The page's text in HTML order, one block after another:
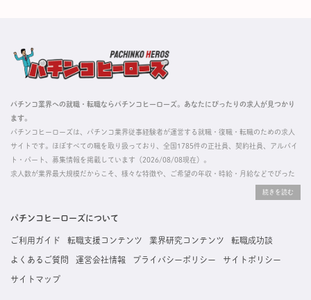
パチンコ業界への就職・転職ならパチンコヒーローズ。あなたにぴったりの求人が見つかり
ます。
パチンコヒーローズは、パチンコ業界従事経験者が運営する就職・復職・転職のための求人
サイトです。ほぼすべての職を取り扱っており、全国1785件の正社員、契約社員、アルバイ
ト・パート、募集情報を掲載しています（2026/08/08現在）。
求人数が業界最大規模だからこそ、様々な特徴や、ご希望の年収・時給・月給などでぴった
掲載している求人は、すべて契約法人様から寄せられた正規の求人情報です。応募いただい
た内容はすぐに直接事業所に届くためスムーズに転職・復職できます。
パチンコヒーローズについて
ご利用ガイド 転職支援コンテンツ 業界研究コンテンツ 転職成功談
よくあるご質問 運営会社情報 プライバシーポリシー サイトポリシー
サイトマップ